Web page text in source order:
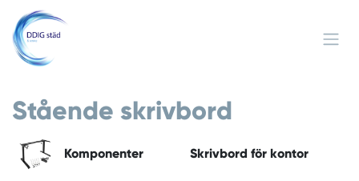
Hoppa till innehåll
Stående skrivbord
Komponenter Skrivbord för kontor